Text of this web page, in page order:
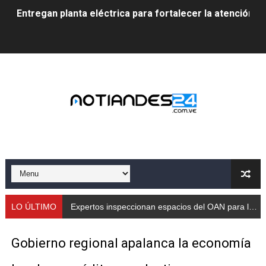
Entregan planta eléctrica para fortalecer la atención
Campo Elías avanza con plan de asfaltado
Venezuela instala su primer detector de
Consolidan planificación técnica en el Complejo
Gobernación de Mérida instalará mesa de trabajo con
LO ÚLTIMO Expertos inspeccionan espacios del OAN para la instalación del detector Cherenkov de agua
Gobierno regional apalanca la economía